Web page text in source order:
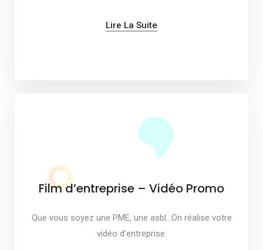
Lire La Suite
Film d’entreprise – Vidéo Promo
Que vous soyez une PME, une asbl…On réalise votre
vidéo d’entreprise.